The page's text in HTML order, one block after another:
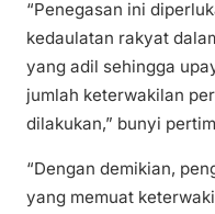
“Penegasan ini
kedaulatan rakyat
yang adil sehingga
jumlah keterwakilan
dilakukan,” bunyi
“Dengan demikian,
yang memuat